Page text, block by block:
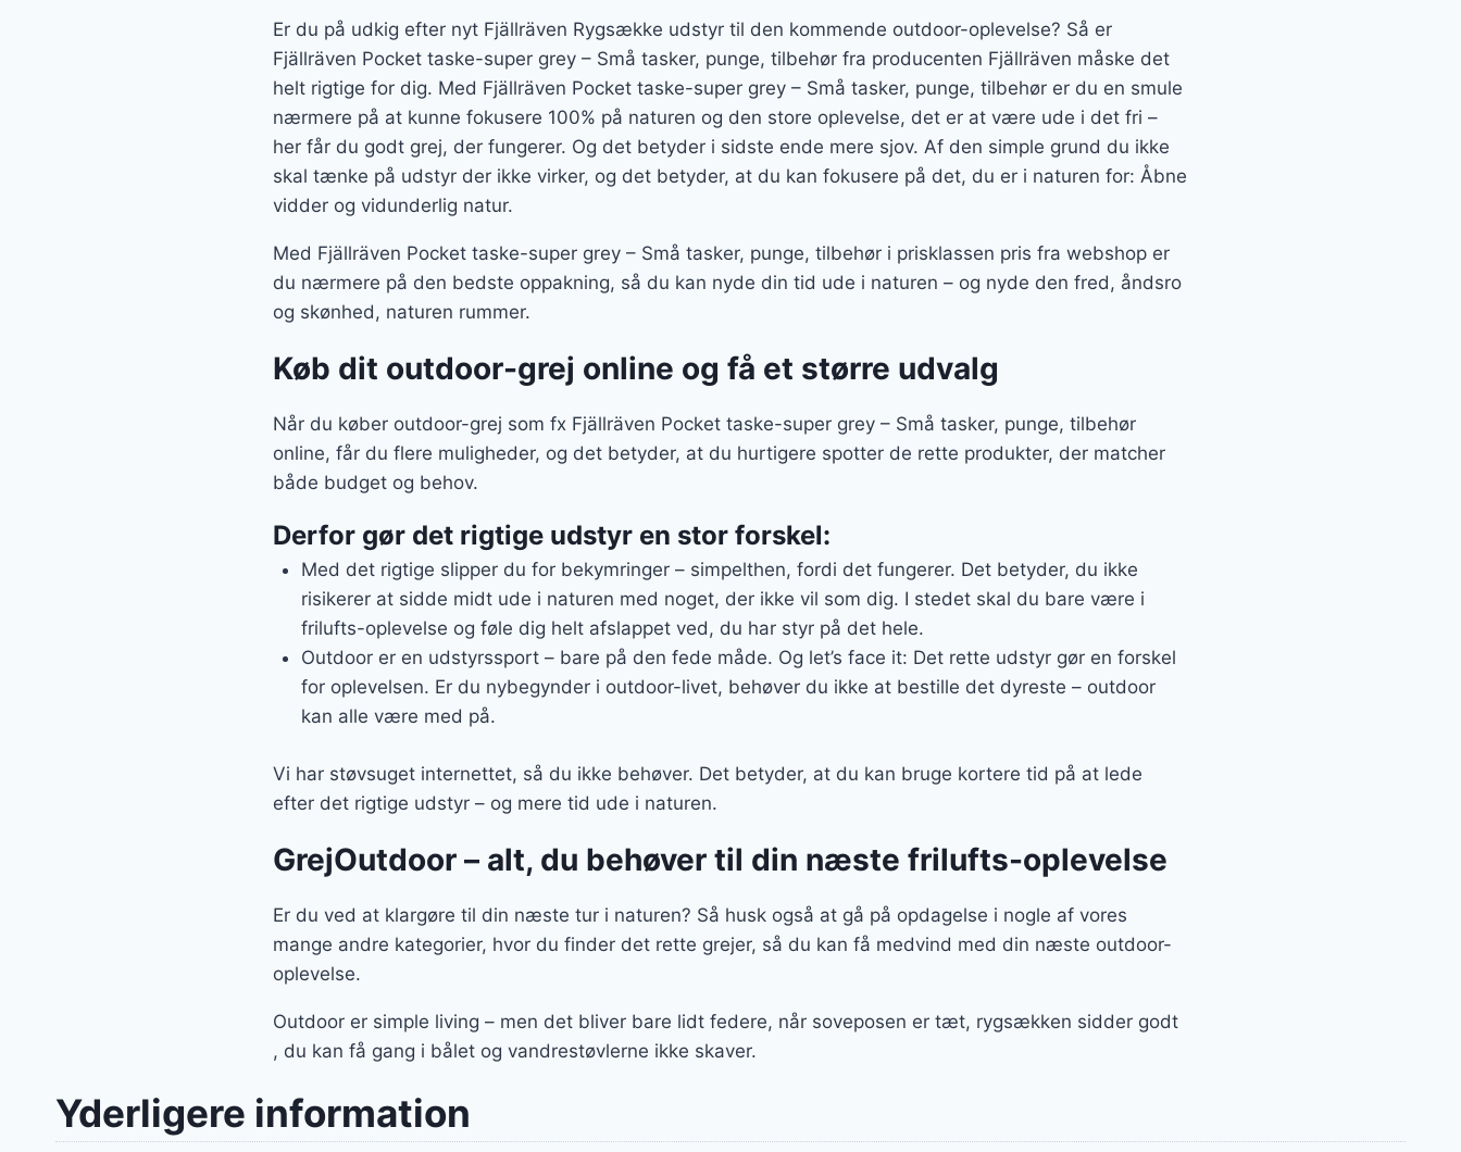
Er du på udkig efter nyt Fjällräven Rygsække udstyr til den kommende outdoor-oplevelse? Så er
Fjällräven Pocket taske-super grey – Små tasker, punge, tilbehør fra producenten Fjällräven måske det
helt rigtige for dig. Med Fjällräven Pocket taske-super grey – Små tasker, punge, tilbehør er du en smule
nærmere på at kunne fokusere 100% på naturen og den store oplevelse, det er at være ude i det fri –
her får du godt grej, der fungerer. Og det betyder i sidste ende mere sjov. Af den simple grund du ikke
skal tænke på udstyr der ikke virker, og det betyder, at du kan fokusere på det, du er i naturen for: Åbne
vidder og vidunderlig natur.
Med Fjällräven Pocket taske-super grey – Små tasker, punge, tilbehør i prisklassen pris fra webshop er
du nærmere på den bedste oppakning, så du kan nyde din tid ude i naturen – og nyde den fred, åndsro
og skønhed, naturen rummer.
Køb dit outdoor-grej online og få et større udvalg
Når du køber outdoor-grej som fx Fjällräven Pocket taske-super grey – Små tasker, punge, tilbehør
online, får du flere muligheder, og det betyder, at du hurtigere spotter de rette produkter, der matcher
både budget og behov.
Derfor gør det rigtige udstyr en stor forskel:
Med det rigtige slipper du for bekymringer – simpelthen, fordi det fungerer. Det betyder, du ikke
risikerer at sidde midt ude i naturen med noget, der ikke vil som dig. I stedet skal du bare være i
frilufts-oplevelse og føle dig helt afslappet ved, du har styr på det hele.
Outdoor er en udstyrssport – bare på den fede måde. Og let’s face it: Det rette udstyr gør en forskel
for oplevelsen. Er du nybegynder i outdoor-livet, behøver du ikke at bestille det dyreste – outdoor
kan alle være med på.
Vi har støvsuget internettet, så du ikke behøver. Det betyder, at du kan bruge kortere tid på at lede
efter det rigtige udstyr – og mere tid ude i naturen.
GrejOutdoor – alt, du behøver til din næste frilufts-oplevelse
Er du ved at klargøre til din næste tur i naturen? Så husk også at gå på opdagelse i nogle af vores
mange andre kategorier, hvor du finder det rette grejer, så du kan få medvind med din næste outdoor-
oplevelse.
Outdoor er simple living – men det bliver bare lidt federe, når soveposen er tæt, rygsækken sidder godt
, du kan få gang i bålet og vandrestøvlerne ikke skaver.
Yderligere information